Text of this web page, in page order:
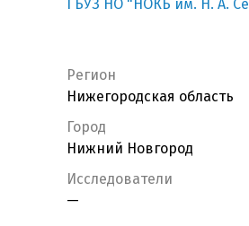
ГБУЗ НО "НОКБ им. Н. А.
Регион
Нижегородская область
Город
Нижний Новгород
Исследователи
—